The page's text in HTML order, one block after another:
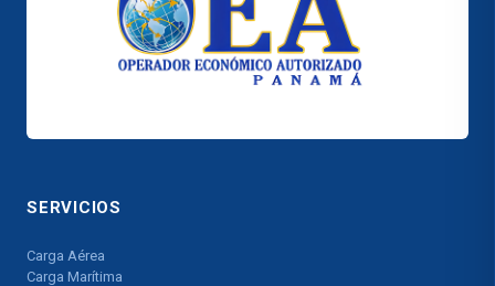
SERVICIOS
Carga Aérea
Carga Marítima